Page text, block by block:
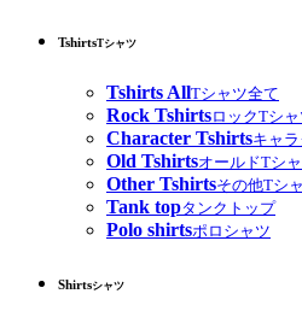
TshirtsTシャツ
Tshirts AllTシャツ全て
Rock TshirtsロックTシャ
Character Tshirtsキャ
Old TshirtsオールドTシ
Other Tshirtsその他Tシ
Tank topタンクトップ
Polo shirtsポロシャツ
Shirtsシャツ